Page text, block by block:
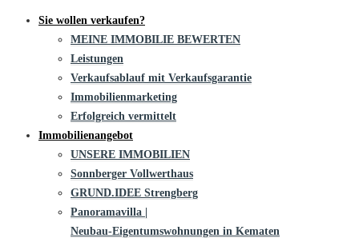
Sie wollen verkaufen?
MEINE IMMOBILIE BEWERTEN
Leistungen
Verkaufsablauf mit Verkaufsgarantie
Immobilienmarketing
Erfolgreich vermittelt
Immobilienangebot
UNSERE IMMOBILIEN
Sonnberger Vollwerthaus
GRUND.IDEE Strengberg
Panoramavilla |
Neubau-Eigentums­­wohnungen in Kematen